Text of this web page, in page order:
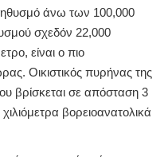
άνω των 100,000
σχεδόν 22,000
είναι ο πιο
Οικιστικός πυρήνας της
βρίσκεται σε απόσταση 3
βορειοανατολικά